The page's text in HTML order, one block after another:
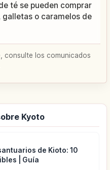
té se pueden comprar
o caramelos de
consulte los comunicados
Kyoto
de Kioto: 10
| Guía